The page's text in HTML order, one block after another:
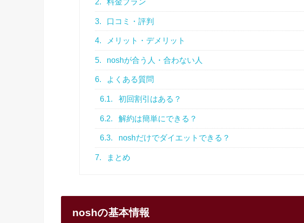
2. 料金プラン
3. 口コミ・評判
4. メリット・デメリット
5. noshが合う人・合わない人
6. よくある質問
6.1. 初回割引はある？
6.2. 解約は簡単にできる？
6.3. noshだけでダイエットできる？
7. まとめ
noshの基本情報